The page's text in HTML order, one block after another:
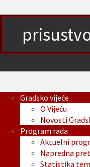
Gradsko vijeće
O Vijeću
Novosti
Program rada
Aktuelni
Napredna
Statistika